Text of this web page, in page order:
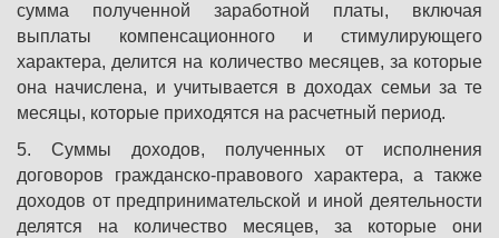
сумма полученной заработной платы, включая
выплаты компенсационного и стимулирующего
характера, делится на количество месяцев, за которые
она начислена, и учитывается в доходах семьи за те
месяцы, которые приходятся на расчетный период.
5. Суммы доходов, полученных от исполнения
договоров гражданско-правового характера, а также
доходов от предпринимательской и иной деятельности
делятся на количество месяцев, за которые они